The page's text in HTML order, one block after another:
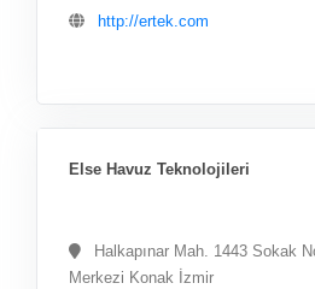
http://ertek.com
Else Havuz Teknolojileri
Halkapınar Mah. 1443 Sokak
Merkezi Konak İzmir